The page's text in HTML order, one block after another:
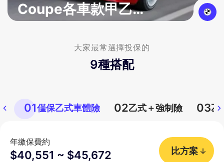
Coupe各車款甲乙
大家最常選擇投保的
9種搭配
01僅保乙式車體險 02乙式＋強制險 03乙
年繳保費約
$40,551 ~ $45,672 比方案